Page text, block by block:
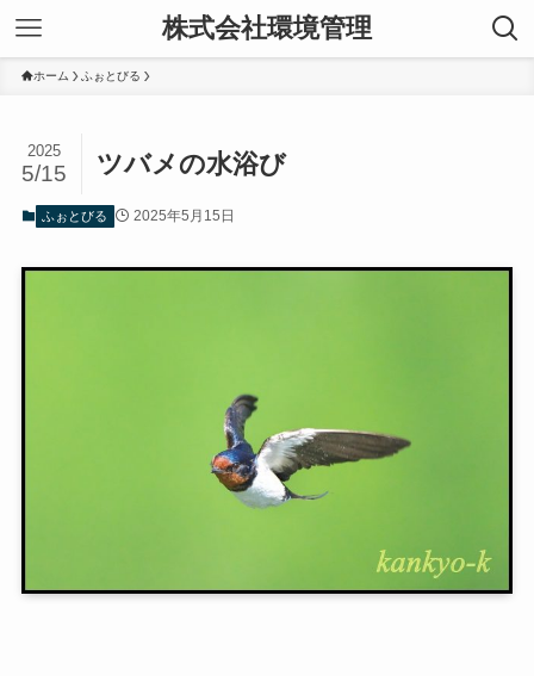
株式会社環境管理
ホーム ふぉとびる
ツバメの水浴び
2025
5/15
ふぉとびる 2025年5月15日